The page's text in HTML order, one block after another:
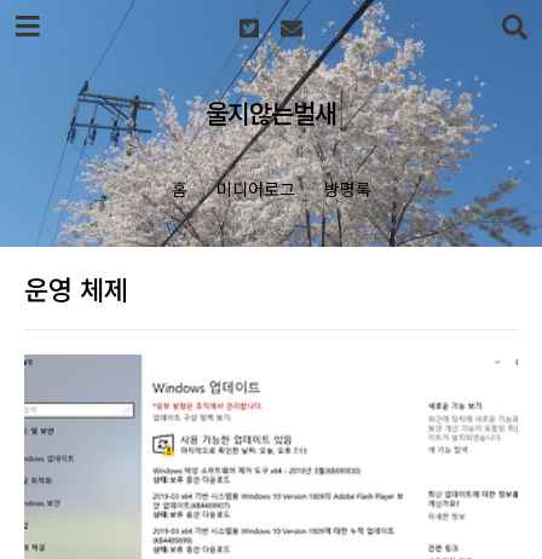
본문 바로가기
울지않는벌새
홈 미디어로그 방명록
운영 체제